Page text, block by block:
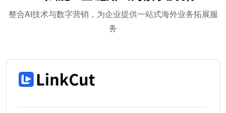
整合AI技术与数字营销，为企业提供一站式海外业务拓展服
务